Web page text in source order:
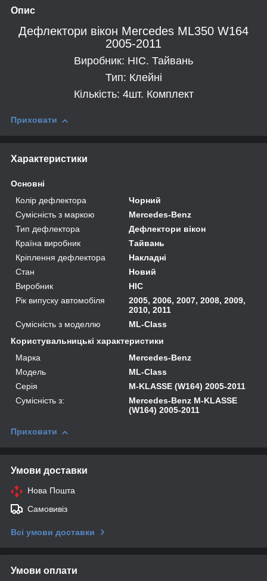
Опис
Дефлектори вікон Mercedes ML350 W164
2005-2011
Виробник: HIC. Тайвань
Тип: Клейні
Кількість: 4шт. Комплект
Приховати
Характеристики
Основні
Колір дефлектора
Чорний
Сумісність з маркою
Mercedes-Benz
Тип дефлектора
Дефлектори вікон
Країна виробник
Тайвань
Кріплення дефлектора
Накладні
Стан
Новий
Виробник
HIC
Рік випуску автомобіля
2005, 2006, 2007, 2008, 2009,
2010, 2011
Сумісність з моделлю
ML-Class
Користувальницькі характеристики
Марка
Mercedes-Benz
Модель
ML-Class
Серія
M-KLASSE (W164) 2005-2011
Сумісність з:
Mercedes-Benz M-KLASSE
(W164) 2005-2011
Приховати
Умови доставки
Нова Пошта
Самовивіз
Всі умови доставки
Умови оплати